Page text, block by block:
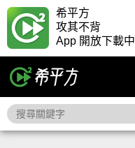
希平方
攻其不背
App 開放下載中